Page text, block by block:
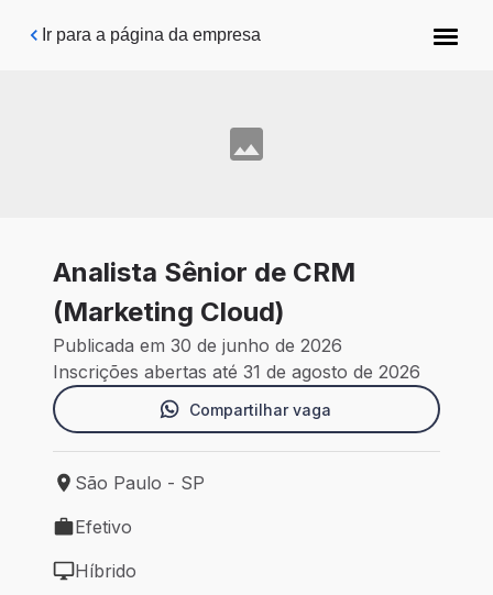
Pular para o conteúdo principal
Ir para a página da empresa
Analista Sênior de CRM
(Marketing Cloud)
Publicada em 30 de junho de 2026
Inscrições abertas até 31 de agosto de 2026
Compartilhar vaga
Local de trabalho: São Paulo - SP
São Paulo - SP
Tipo de vaga: Efetivo
Efetivo
Modelo de trabalho: Híbrido
Híbrido